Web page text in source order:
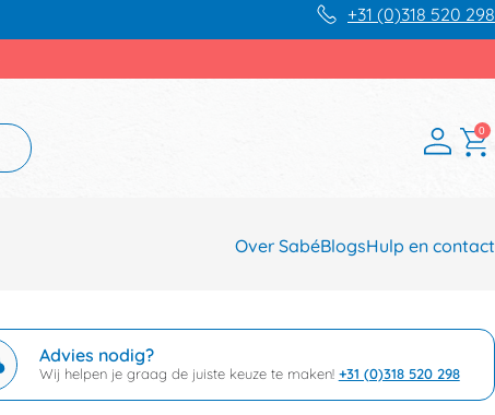
+31 (0)318 520 298
0
Over SabéBlogsHulp en contact
Advies nodig?
Wij helpen je graag de juiste keuze te maken! +31 (0)318 520 298